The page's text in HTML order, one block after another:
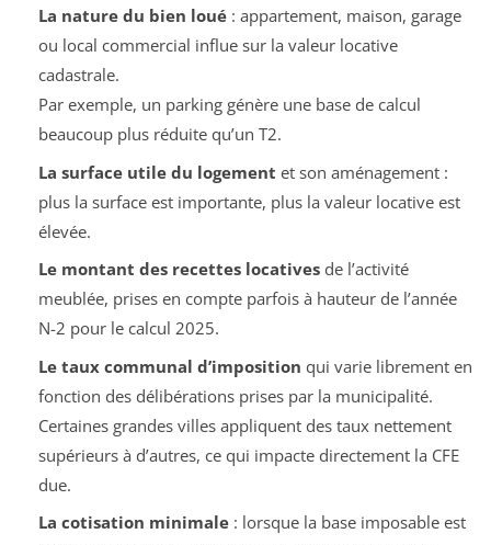
La nature du bien loué: appartement, maison, garage
ou local commercial influe sur la valeur locative
cadastrale.
Par exemple, un parking génère une base de calcul
beaucoup plus réduite qu’un T2.
La surface utile du logement et son aménagement :
plus la surface est importante, plus la valeur locative est
élevée.
Le montant des recettes locativesde l’activité
meublée, prises en compte parfois à hauteur de l’année
N-2 pour le calcul 2025.
Le taux communal d’imposition qui varie librement en
fonction des délibérations prises par la municipalité.
Certaines grandes villes appliquent des taux nettement
supérieurs à d’autres, ce qui impacte directement la CFE
due.
La cotisation minimale: lorsque la base imposable est